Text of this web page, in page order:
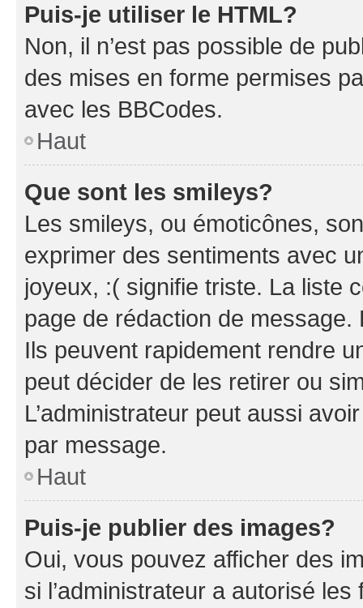
Puis-je utiliser le HTML?
Non, il n’est pas possible de
des mises en forme permises
avec les BBCodes.
Haut
Que sont les smileys?
Les smileys, ou émoticônes,
exprimer des sentiments avec
joyeux, :( signifie triste. La liste
page de rédaction de
Ils peuvent rapidement rendre
peut décider de les retirer ou
L’administrateur peut aussi
par message.
Haut
Puis-je publier des images?
Oui, vous pouvez afficher des
si l’administrateur a autorisé